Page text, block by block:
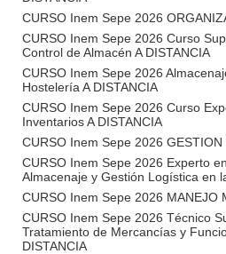
CURSO Inem Sepe 2026
CURSO Inem Sepe 2026 Curso
Control de Almacén A DISTANCIA
CURSO Inem Sepe 2026
Hostelería A DISTANCIA
CURSO Inem Sepe 2026 Curso
Inventarios A DISTANCIA
CURSO Inem Sepe 2026 GESTION
CURSO Inem Sepe 2026 Experto
Almacenaje y Gestión Logística en
CURSO Inem Sepe 2026 MANEJO
CURSO Inem Sepe 2026 Técnico
Tratamiento de Mercancías y
DISTANCIA